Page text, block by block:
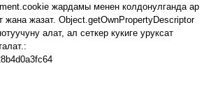
жардамы менен колдонулганда ар
жана жазат. Object.getOwnPropertyDescriptor
алат, ал сеткер кукиге уруксат